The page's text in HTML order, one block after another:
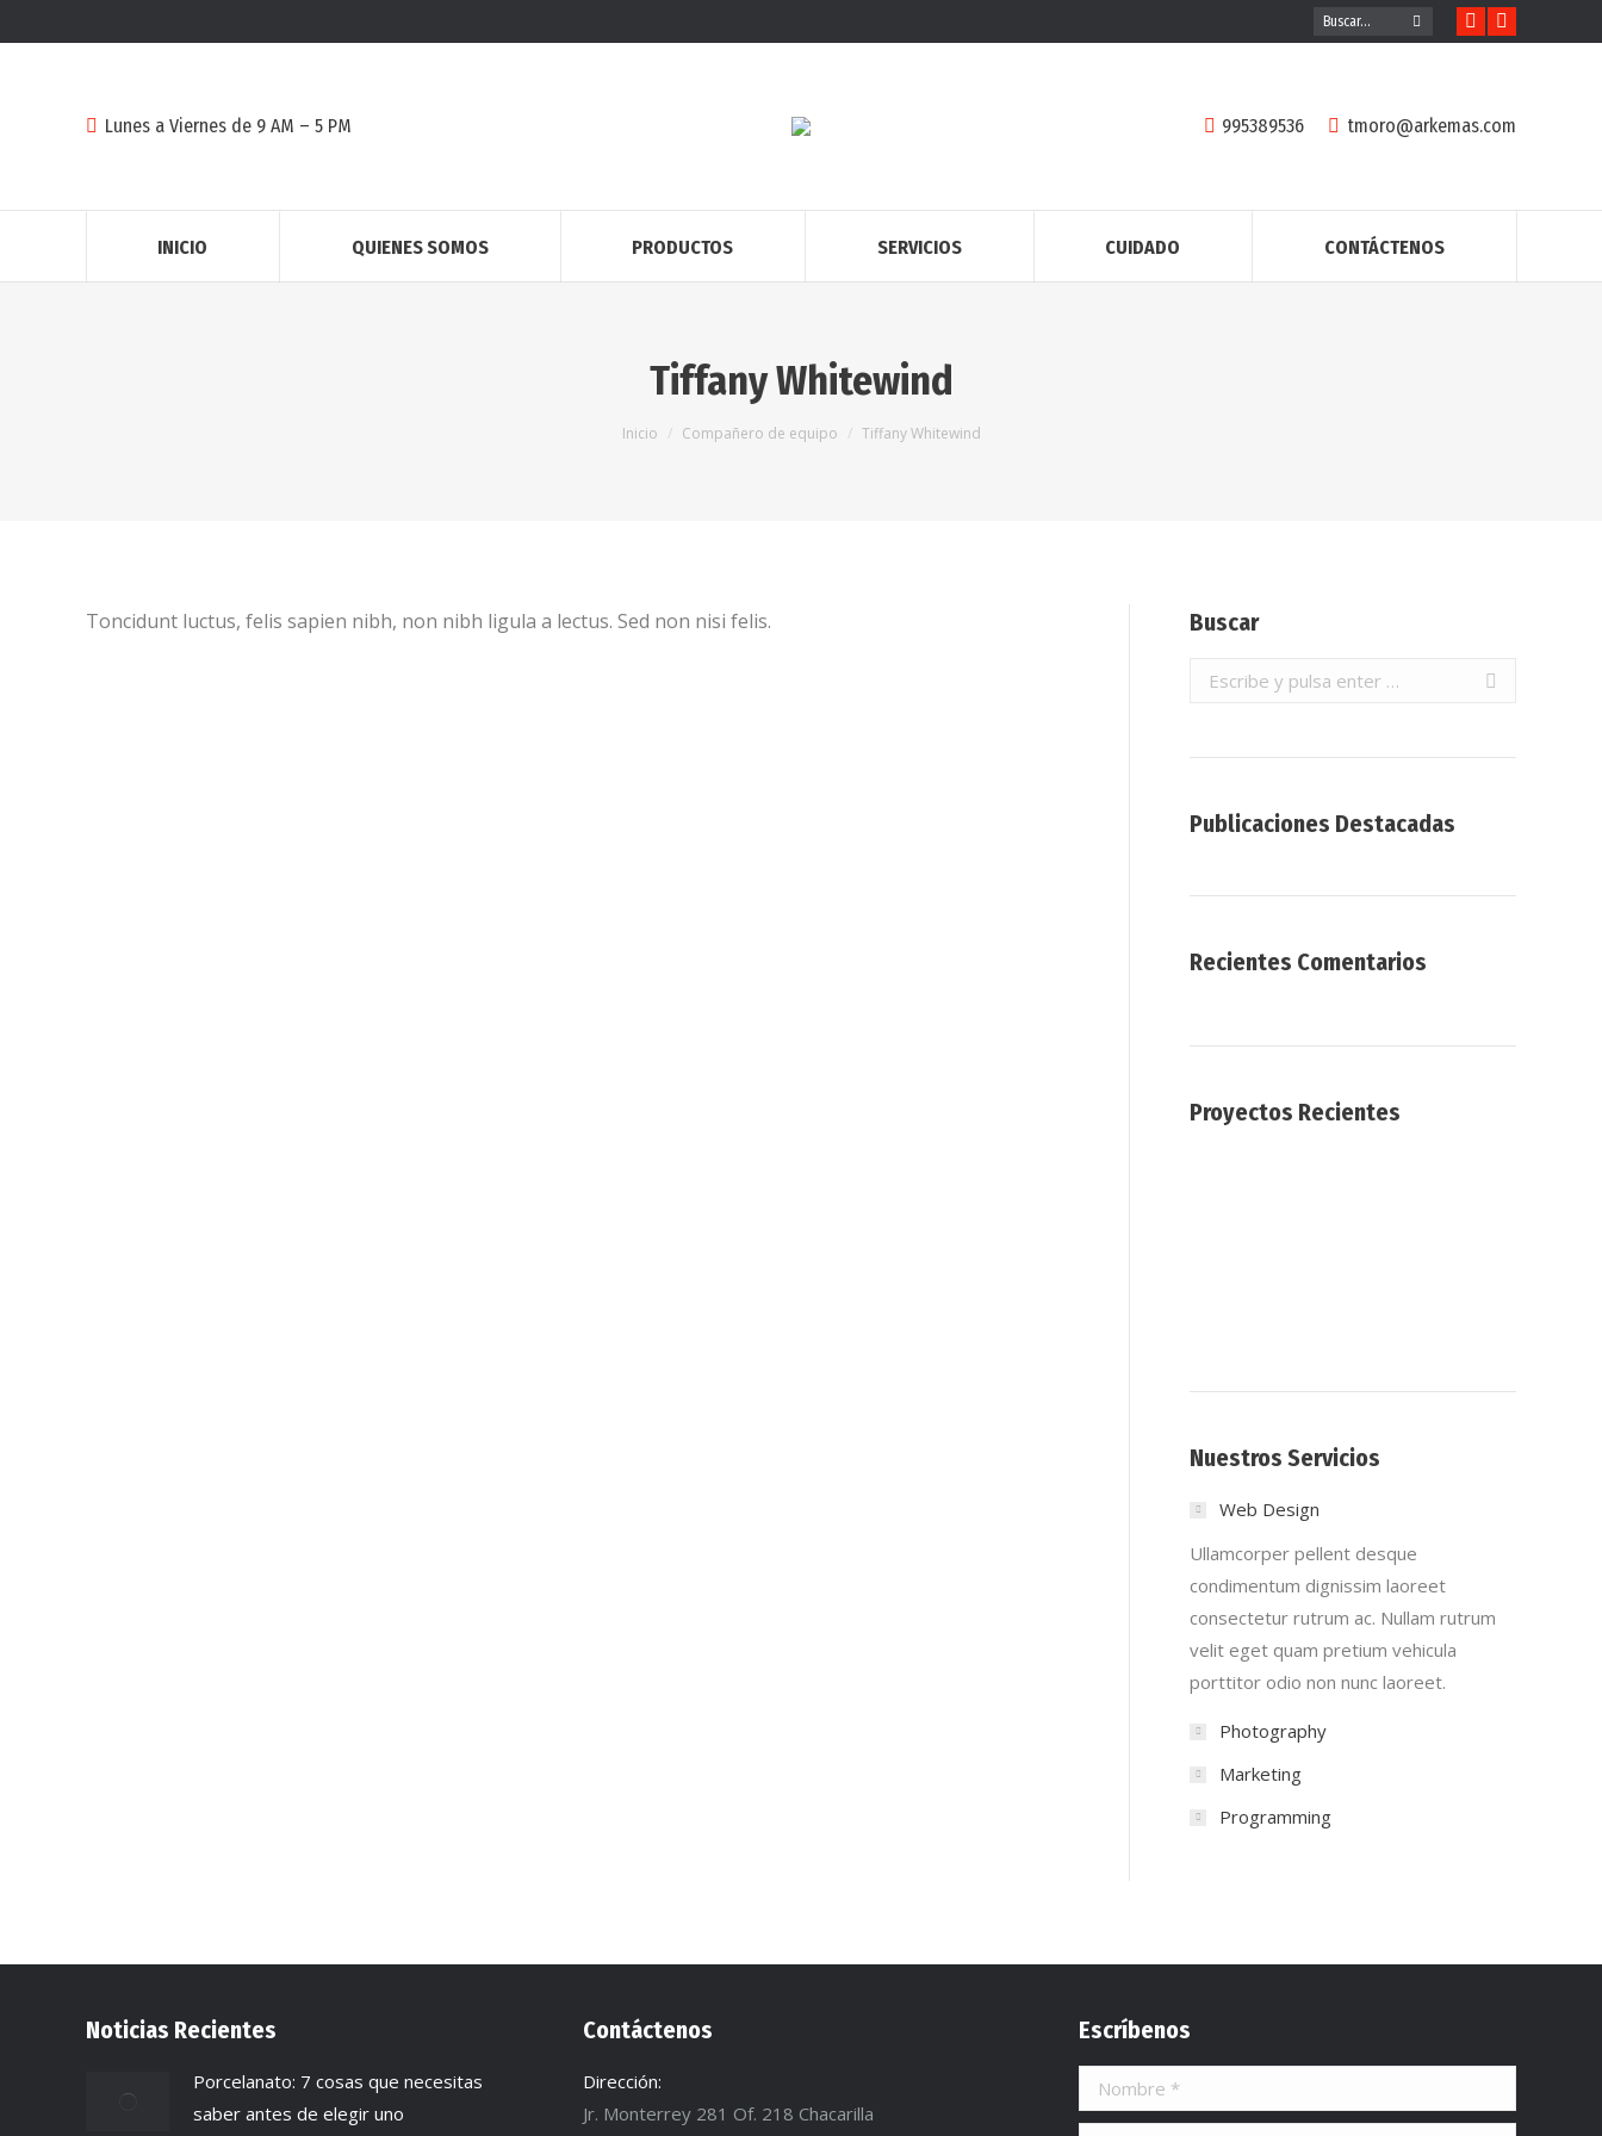
Buscar:
Facebook
in
Instagram
in
Lunes a Viernes de 9 AM – 5 PM 995389536 tmoro@arkemas.com
INICIO QUIENES SOMOS PRODUCTOS SERVICIOS CUIDADO CONTÁCTENOS
Tiffany Whitewind
Estás aquí:
Inicio Compañero de equipo Tiffany Whitewind
Toncidunt luctus, felis sapien nibh, non nibh ligula a lectus. Sed non nisi felis. Buscar
Buscar:
Publicaciones Destacadas
Recientes Comentarios
Proyectos Recientes
Nuestros Servicios
Web Design
Ullamcorper pellent desque
condimentum dignissim laoreet
consectetur rutrum ac. Nullam rutrum
velit eget quam pretium vehicula
porttitor odio non nunc laoreet.
Photography
Marketing
Programming
Noticias Recientes
Porcelanato: 7 cosas que necesitas
saber antes de elegir uno
Contáctenos
Dirección:
Jr. Monterrey 281 Of. 218 Chacarilla
Escríbenos
Nombre *